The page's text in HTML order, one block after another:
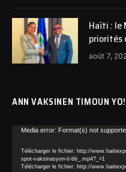
Haïti : le
priorités
août 7,
ANN VAKSINEN TIMOUN YO!
Lecteur
Media error: Format(s) not
Télécharger le fichier: http://
spot-vaksinasyon-ti-bb_.mp4?_=1
Télécharger le fichier: http://